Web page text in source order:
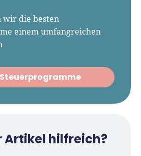
wir die besten
einem umfangreichen
Artikel hilfreich?